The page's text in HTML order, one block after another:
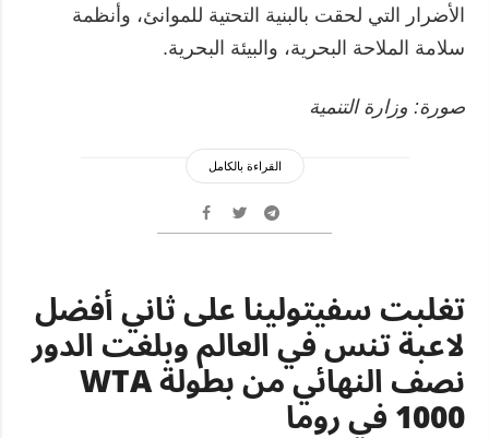
الأضرار التي لحقت بالبنية التحتية للموانئ، وأنظمة
سلامة الملاحة البحرية، والبيئة البحرية.
صورة: وزارة التنمية
القراءة بالكامل
تغلبت سفيتولينا على ثاني أفضل
لاعبة تنس في العالم وبلغت الدور
نصف النهائي من بطولة WTA
1000 في روما